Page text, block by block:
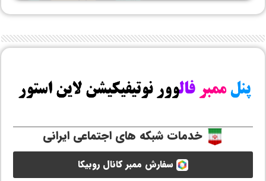
خدمات شبکه های اجتماعی ایرانی
سفارش ممبر کانال روبیکا